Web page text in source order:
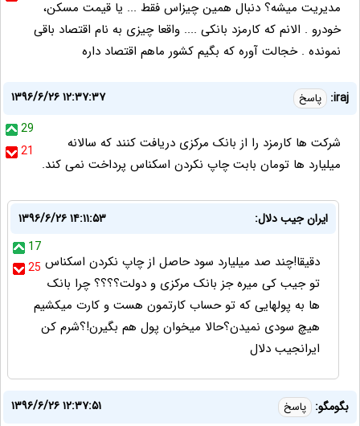
مدیریت میشه؟ دنبال همین چیزاس فقط ... یا قیمت مسکن،
خودرو . الانم که کارمزد بانکی .... واقعا چیزی به نام اقتصاد باقی
نمونده . خجالت آوره که بگیم کشور ماهم اقتصاد داره
iraj: پاسخ
۱۳۹۶/۶/۲۶ ۱۲:۳۷:۳۷
29
21
شرکت ها کارمزد را از بانک مرکزی دریافت کنند که سالانه
میلیارد ها تومان بابت چاپ نکردن اسکناس پرداخت نمی کند.
ایران جیب دلال:
۱۳۹۶/۶/۲۶ ۱۴:۱۱:۵۳
17
25 دقیقا!چند صد میلیارد سود حاصل از چاپ نکردن اسکناس
تو جیب کی میره جز بانک مرکزی و دولت؟؟؟؟ چرا بانک
ها به پولهایی که تو حساب کارتمون هست و کارت میکشیم
هیچ سودی نمیدن؟حالا میخوان پول هم بگیرن!؟شرم کن
ایرانجیب دلال
بگومگو: پاسخ
۱۳۹۶/۶/۲۶ ۱۲:۳۷:۵۱